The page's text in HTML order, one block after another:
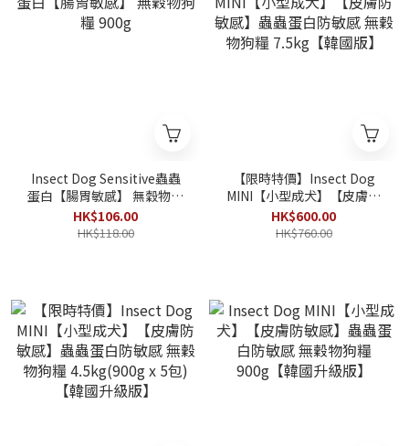
Insect Dog Sensitive蟲蟲
蛋白【腸胃敏感】 無穀物狗
糧 900g
HK$106.00
HK$118.00
【限時特價】Insect Dog
MINI【小型成犬】【皮膚防
敏感】蟲蟲蛋白防敏感 無穀
物狗糧 7.5kg【韓國版】
HK$600.00
HK$760.00